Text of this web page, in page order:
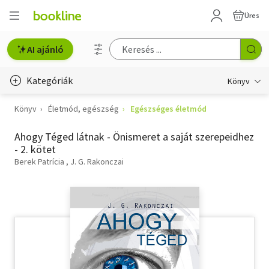
Üres
AI ajánló
Kategóriák Könyv
Életmód, egészség
Erotika
Gyermek- és ifjúsági
Hobbi, szabadidő
Könyv Életmód, egészség Egészséges életmód
Ahogy Téged látnak - Önismeret a saját szerepeidhez
- 2. kötet
Berek Patrícia J. G. Rakonczai